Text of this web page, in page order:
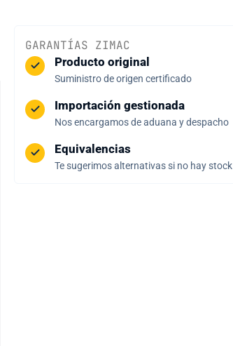
GARANTÍAS ZIMAC
Producto original
Suministro de origen certificado
Importación gestionada
Nos encargamos de aduana y despacho
Equivalencias
Te sugerimos alternativas si no hay stock